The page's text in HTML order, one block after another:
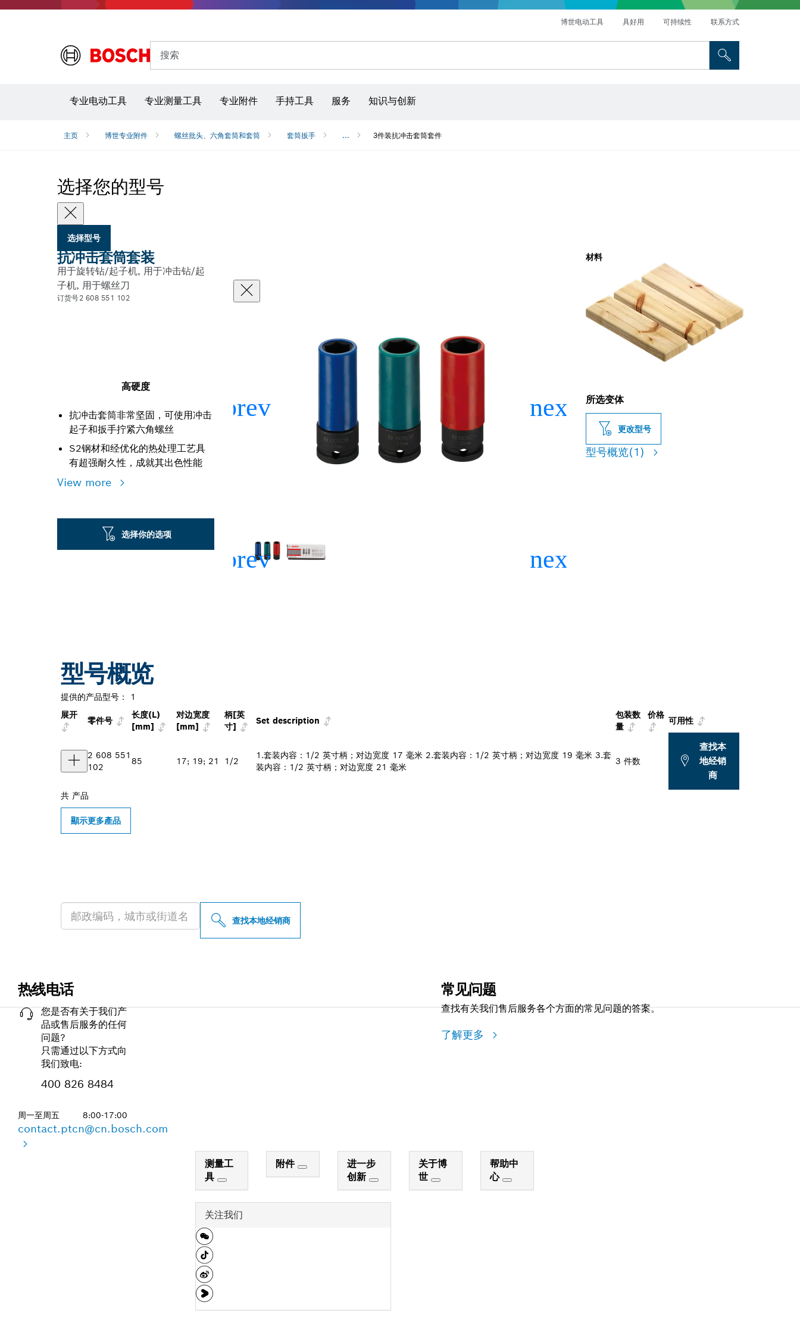
博世电动工具 具好用 可持续性 联系方式
搜索
专业电动工具 专业测量工具 专业附件 手持工具 服务 知识与创新
主页 博世专业附件 螺丝批头、六角套筒和套筒 套筒扳手 ... 3件装抗冲击套筒套件
选择您的型号
选择型号
抗冲击套筒套装
用于旋转钻/起子机, 用于冲击钻/起
子机, 用于螺丝刀
订货号2 608 551 102
高硬度
抗冲击套筒非常坚固，可使用冲击
起子和扳手拧紧六角螺丝
S2钢材和经优化的热处理工艺具
有超强耐久性，成就其出色性能
View more
材料
选择你的选项
所选变体
更改型号
型号概览(1)
型号概览
提供的产品型号：
1
展开
零件号
长度(L)
[mm]
对边宽度
[mm]
柄[英
寸]
Set description
包装数
量
价格
可用性
2 608 551
102
85 17; 19; 21 1/2
1.套装内容：1/2 英寸柄；对边宽度 17 毫米 2.套装内容：1/2 英寸柄；对边宽度 19 毫米 3.套
装内容：1/2 英寸柄；对边宽度 21 毫米
3 件数
查找本
地经销
商
共 产品
顯示更多產品
查找本地经销商
热线电话
您是否有关于我们产
品或售后服务的任何
问题?
只需通过以下方式向
我们致电:
400 826 8484
周一至周五 8:00-17:00
contact.ptcn@cn.bosch.com
常见问题
查找有关我们售后服务各个方面的常见问题的答案。
了解更多
测量工
具
附件
进一步
创新
关于博
世
帮助中
心
关注我们